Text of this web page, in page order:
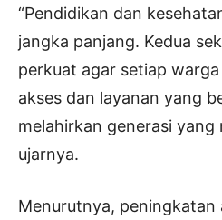
“Pendidikan dan
jangka panjang. Kedua
perkuat agar setiap
akses dan layanan yang
melahirkan generasi yang
ujarnya.
Menurutnya, peningkatan